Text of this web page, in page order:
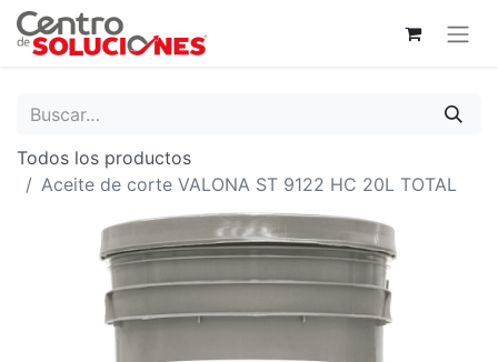
Todos los productos
Aceite de corte VALONA ST 9122 HC 20L TOTAL